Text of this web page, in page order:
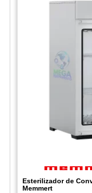
Esterilizador de
Memmert